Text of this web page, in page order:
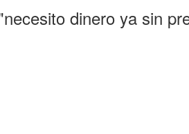
dinero ya sin